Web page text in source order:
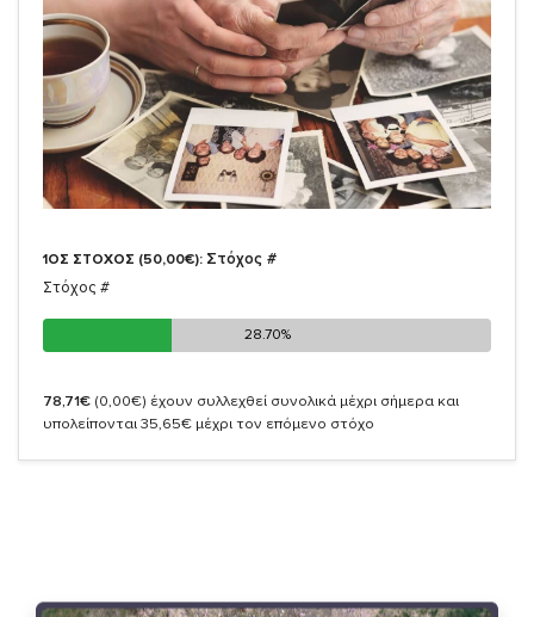
1ΟΣ ΣΤΟΧΟΣ (50,00€): Στόχος #
Στόχος #
28.70%
28.70%
78,71€ (0,00€) έχουν συλλεχθεί συνολικά μέχρι σήμερα και
υπολείπονται 35,65€ μέχρι τον επόμενο στόχο